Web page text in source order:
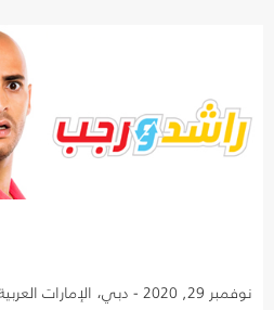
نوفمبر 29, 2020 - دبي، الإمارات العربية المتحدة